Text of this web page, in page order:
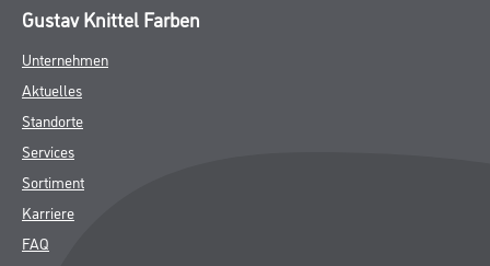
Gustav Knittel Farben
Unternehmen
Aktuelles
Standorte
Services
Sortiment
Karriere
FAQ